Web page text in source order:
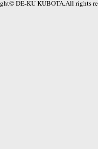
DE-KU KUBOTA.All rights